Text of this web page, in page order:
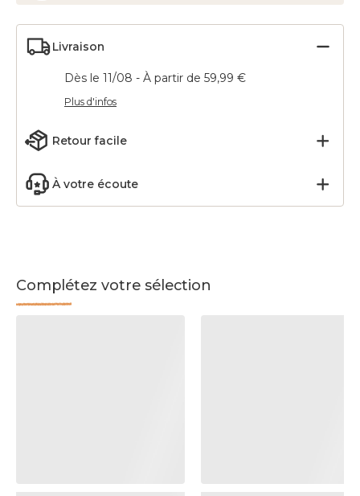
Livraison
Dès le 11/08 - À partir de 59,99 €
Plus d'infos
Retour facile
À votre écoute
Complétez votre sélection